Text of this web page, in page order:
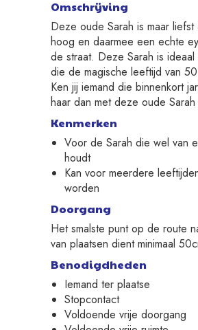
Omschrijving
Deze oude Sarah is maar liefst
hoog en daarmee een echte
de straat. Deze Sarah is ideaal
die de magische leeftijd van
Ken jij iemand die binnenkort
haar dan met deze oude
Kenmerken
Voor de Sarah die wel van
houdt
Kan voor meerdere
worden
Doorgang
Het smalste punt op de route
van plaatsen dient minimaal
Benodigdheden
Iemand ter plaatse
Stopcontact
Voldoende vrije doorgang